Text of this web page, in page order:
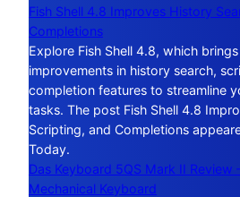
Fish Shell 4.8 Improves History
Completions
Explore Fish Shell 4.8, which
improvements in history search,
completion features to streamline
tasks. The post Fish Shell 4.8
Scripting, and Completions
Today.
Das Keyboard 5QS Mark II Review
Mechanical Keyboard